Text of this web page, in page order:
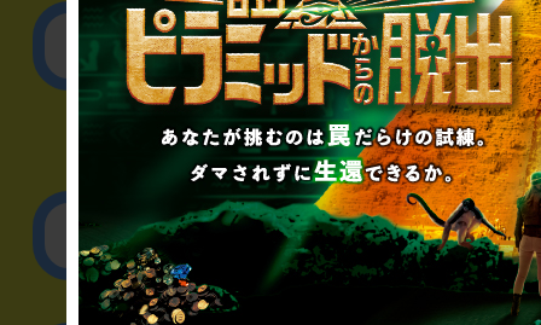
公演内容、チケット
▼企業／法人の方
リアル脱出ゲーム制作